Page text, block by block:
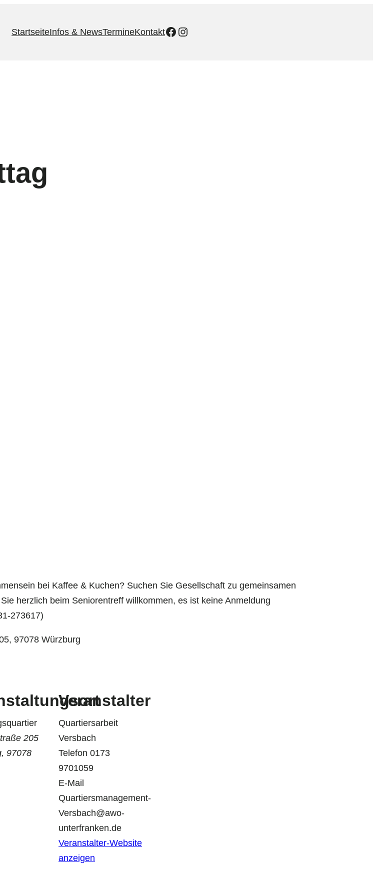
StartseiteInfos & NewsTermineKontaktFacebook
Instagram
bei Kaffee & Kuchen? Suchen Sie Gesellschaft zu gemeinsamen
herzlich beim Seniorentreff willkommen, es ist keine Anmeldung
273617)
97078 Würzburg
205
, 97078
Veranstalter
Quartiersarbeit
Versbach
Telefon 0173
9701059
E-Mail
Quartiersmanagement-
Versbach@awo-
unterfranken.de
Veranstalter-Website
anzeigen